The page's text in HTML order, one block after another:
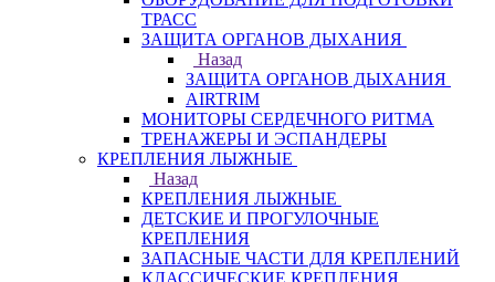
ТРАСС
ЗАЩИТА ОРГАНОВ ДЫХАНИЯ
Назад
ЗАЩИТА ОРГАНОВ ДЫХАНИЯ
AIRTRIM
МОНИТОРЫ СЕРДЕЧНОГО РИТМА
ТРЕНАЖЕРЫ И ЭСПАНДЕРЫ
КРЕПЛЕНИЯ ЛЫЖНЫЕ
Назад
КРЕПЛЕНИЯ ЛЫЖНЫЕ
ДЕТСКИЕ И ПРОГУЛОЧНЫЕ
КРЕПЛЕНИЯ
ЗАПАСНЫЕ ЧАСТИ ДЛЯ КРЕПЛЕНИЙ
КЛАССИЧЕСКИЕ КРЕПЛЕНИЯ